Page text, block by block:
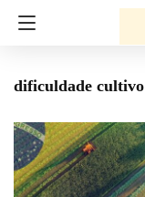
dificuldade cultivo